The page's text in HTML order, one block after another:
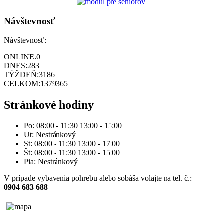
Návštevnosť
Návštevnosť:
ONLINE:0
DNES:283
TÝŽDEŇ:3186
CELKOM:1379365
Stránkové hodiny
Po: 08:00 - 11:30 13:00 - 15:00
Ut: Nestránkový
St: 08:00 - 11:30 13:00 - 17:00
Št: 08:00 - 11:30 13:00 - 15:00
Pia: Nestránkový
V prípade vybavenia pohrebu alebo sobáša volajte na tel. č.:
0904 683 688